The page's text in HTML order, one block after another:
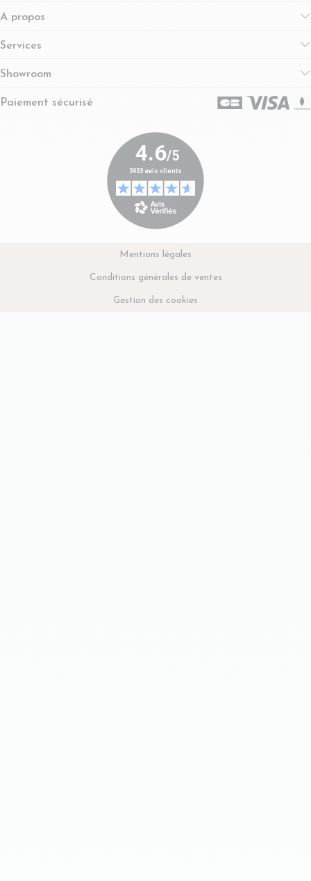
A propos
Services
Showroom
Paiement sécurisé
Mentions légales
Conditions générales de ventes
Gestion des cookies